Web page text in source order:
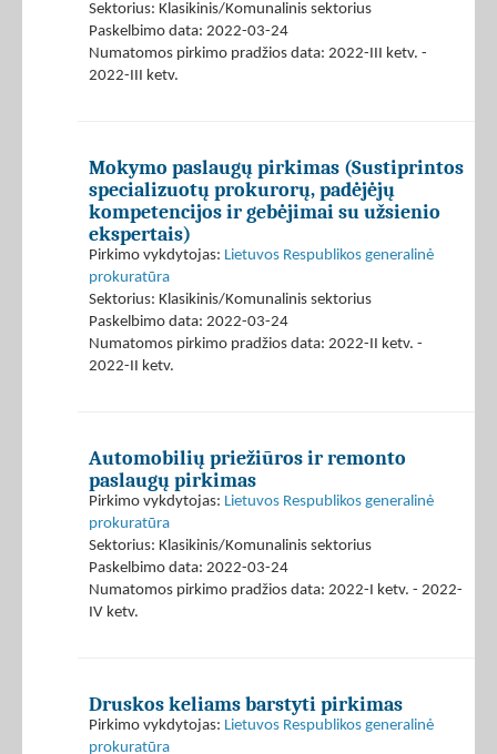
Sektorius: Klasikinis/Komunalinis sektorius
Paskelbimo data: 2022-03-24
Numatomos pirkimo pradžios data: 2022-III ketv. -
2022-III ketv.
Mokymo paslaugų pirkimas (Sustiprintos
specializuotų prokurorų, padėjėjų
kompetencijos ir gebėjimai su užsienio
ekspertais)
Pirkimo vykdytojas: Lietuvos Respublikos generalinė
prokuratūra
Sektorius: Klasikinis/Komunalinis sektorius
Paskelbimo data: 2022-03-24
Numatomos pirkimo pradžios data: 2022-II ketv. -
2022-II ketv.
Automobilių priežiūros ir remonto
paslaugų pirkimas
Pirkimo vykdytojas: Lietuvos Respublikos generalinė
prokuratūra
Sektorius: Klasikinis/Komunalinis sektorius
Paskelbimo data: 2022-03-24
Numatomos pirkimo pradžios data: 2022-I ketv. - 2022-
IV ketv.
Druskos keliams barstyti pirkimas
Pirkimo vykdytojas: Lietuvos Respublikos generalinė
prokuratūra